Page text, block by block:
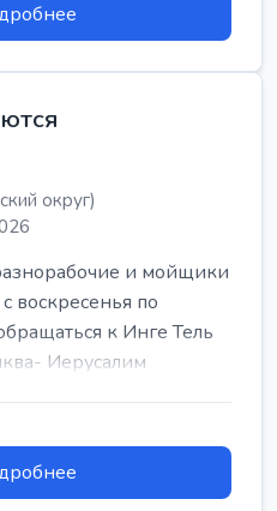
округ)
и мойщики
воскресенья по
к Инге Тель
Иерусалим